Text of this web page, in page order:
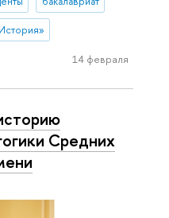
14 февраля
Средних